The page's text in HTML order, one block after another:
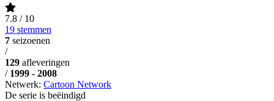
7.8 / 10
19 stemmen
7 seizoenen
/
129 afleveringen
/ 1999 - 2008
Netwerk: Cartoon Network
De serie is beëindigd